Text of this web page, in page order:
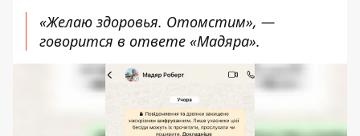
«Желаю здоровья. Отомстим», —
говорится в ответе «Мадяра».